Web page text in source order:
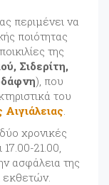
περιμένει να
ποιότητας
της
Σιδερίτη,
), που
του
.
χρονικές
17.00-21.00,
ασφάλεια της
εκθετών.